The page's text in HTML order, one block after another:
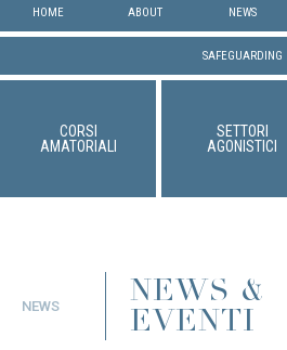
HOME ABOUT NEWS
SAFEGUARDING
CORSI
AMATORIALI
SETTORI
AGONISTICI
NEWS
NEWS &
EVENTI